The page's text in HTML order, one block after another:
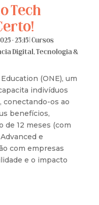
Tech
- 23:15|Cursos
Digital,Tecnologia &
(ONE), um
indivíduos
conectando-os ao
benefícios,
de 12 meses (com
e
com empresas
e o impacto